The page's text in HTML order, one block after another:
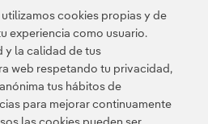
cookies propias y de
experiencia como usuario.
y la calidad de tus
web respetando tu privacidad,
tus hábitos de
para mejorar continuamente